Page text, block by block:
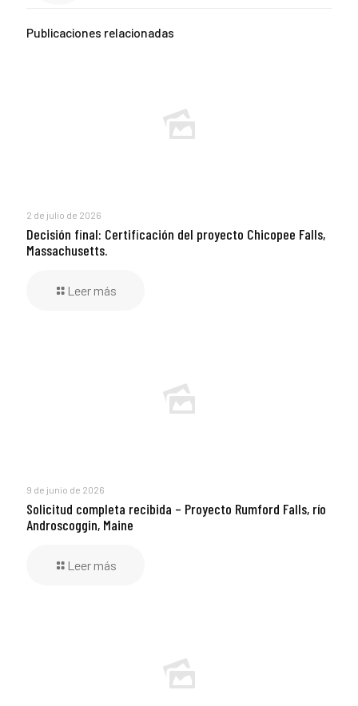
Publicaciones relacionadas
2 de julio de 2026
Decisión final: Certificación del proyecto Chicopee Falls,
Massachusetts.
Leer más
9 de junio de 2026
Solicitud completa recibida – Proyecto Rumford Falls, río
Androscoggin, Maine
Leer más